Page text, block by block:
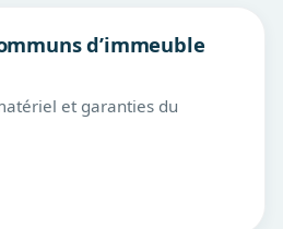
d’immeuble
et garanties du